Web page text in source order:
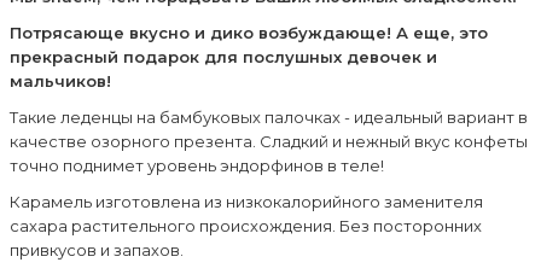
Потрясающе вкусно и дико возбуждающе! А еще, это
прекрасный подарок для послушных девочек и
мальчиков!
Такие леденцы на бамбуковых палочках - идеальный вариант в
качестве озорного презента. Сладкий и нежный вкус конфеты
точно поднимет уровень эндорфинов в теле!
Карамель изготовлена из низкокалорийного заменителя
сахара растительного происхождения. Без посторонних
привкусов и запахов.